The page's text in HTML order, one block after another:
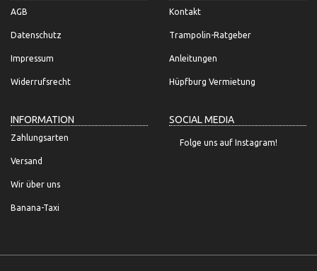
AGB
Datenschutz
Impressum
Widerrufsrecht
Kontakt
Trampolin-Ratgeber
Anleitungen
Hüpfburg Vermietung
INFORMATION
Zahlungsarten
Versand
Wir über uns
Banana-Taxi
SOCIAL MEDIA
Folge uns auf Instagram!